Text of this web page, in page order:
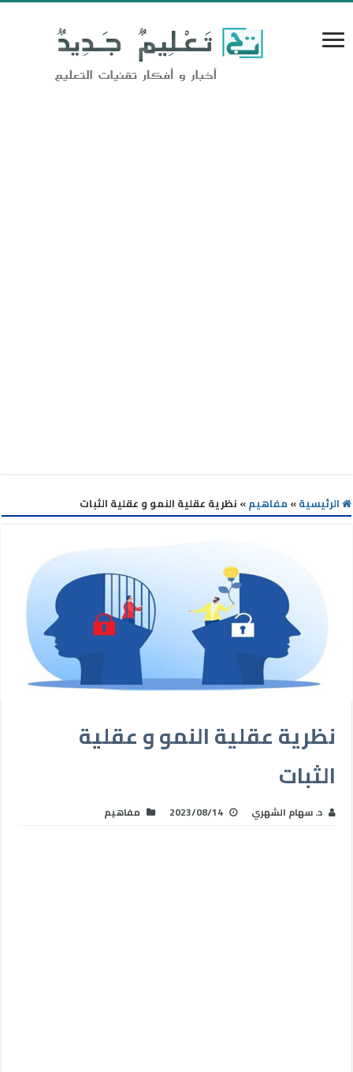
الرئيسية» مفاهيم» نظرية عقلية النمو و عقلية الثبات
نظرية عقلية النمو و عقلية
الثبات
د. سهام الشهري 2023/08/14 مفاهيم